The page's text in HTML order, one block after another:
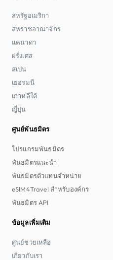
สหรัฐอเมริกา
สหราชอาณาจักร
แคนาดา
ฝรั่งเศส
สเปน
เยอรมนี
เกาหลีใต้
ญี่ปุ่น
ศูนย์พันธมิตร
โปรแกรมพันธมิตร
พันธมิตรแนะนำ
พันธมิตรตัวแทนจำหน่าย
eSIM4Travel สำหรับองค์กร
พันธมิตร API
ข้อมูลเพิ่มเติม
ศูนย์ช่วยเหลือ
เกี่ยวกับเรา